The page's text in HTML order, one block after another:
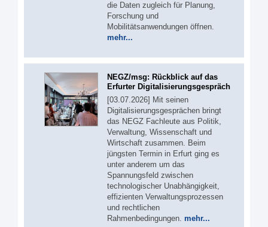
die Daten zugleich für Planung,
Forschung und
Mobilitätsanwendungen öffnen.
mehr...
NEGZ/msg: Rückblick auf das
Erfurter Digitalisierungsgespräch
[03.07.2026] Mit seinen
Digitalisierungsgesprächen bringt
das NEGZ Fachleute aus Politik,
Verwaltung, Wissenschaft und
Wirtschaft zusammen. Beim
jüngsten Termin in Erfurt ging es
unter anderem um das
Spannungsfeld zwischen
technologischer Unabhängigkeit,
effizienten Verwaltungsprozessen
und rechtlichen
Rahmenbedingungen. mehr...